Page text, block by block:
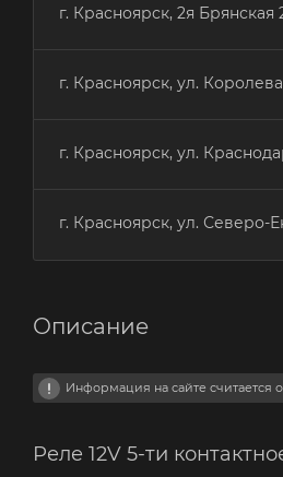
г. Красноярск, 2я Брянская
г. Красноярск, ул.
г. Красноярск, ул.
г. Красноярск, ул. Северо-
Описание
Информация на сайте считается
Реле 12V 5-ти